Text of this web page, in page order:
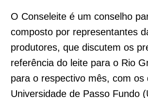
O Conseleite é um conselho
composto por representantes
produtores, que discutem os
referência do leite para o Rio
para o respectivo mês, com os
Universidade de Passo Fundo